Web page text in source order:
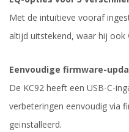
Met de intuïtieve vooraf
altijd uitstekend, waar hij ook
Eenvoudige firmware-
De KC92 heeft een USB-C-
verbeteringen eenvoudig via
geïnstalleerd.